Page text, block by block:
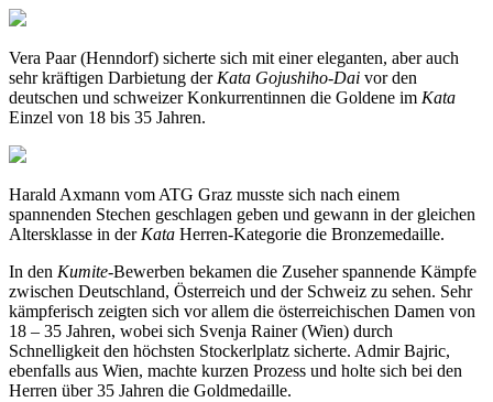
Vera Paar (Henndorf) sicherte sich mit einer eleganten, aber auch
sehr kräftigen Darbietung der Kata Gojushiho-Dai vor den
deutschen und schweizer Konkurrentinnen die Goldene im Kata
Einzel von 18 bis 35 Jahren.
Harald Axmann vom ATG Graz musste sich nach einem
spannenden Stechen geschlagen geben und gewann in der gleichen
Altersklasse in der Kata Herren-Kategorie die Bronzemedaille.
In den Kumite-Bewerben bekamen die Zuseher spannende Kämpfe
zwischen Deutschland, Österreich und der Schweiz zu sehen. Sehr
kämpferisch zeigten sich vor allem die österreichischen Damen von
18 – 35 Jahren, wobei sich Svenja Rainer (Wien) durch
Schnelligkeit den höchsten Stockerlplatz sicherte. Admir Bajric,
ebenfalls aus Wien, machte kurzen Prozess und holte sich bei den
Herren über 35 Jahren die Goldmedaille.